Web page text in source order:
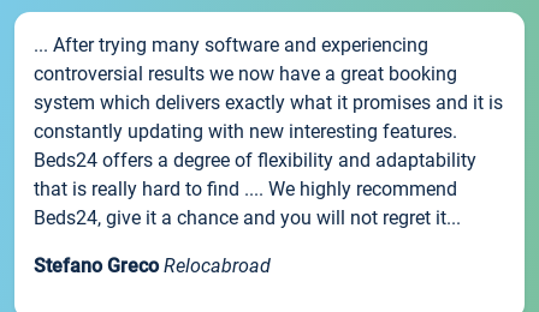
... After trying many software and experiencing
controversial results we now have a great booking
system which delivers exactly what it promises and it is
constantly updating with new interesting features.
Beds24 offers a degree of flexibility and adaptability
that is really hard to find .... We highly recommend
Beds24, give it a chance and you will not regret it...
Stefano Greco Relocabroad